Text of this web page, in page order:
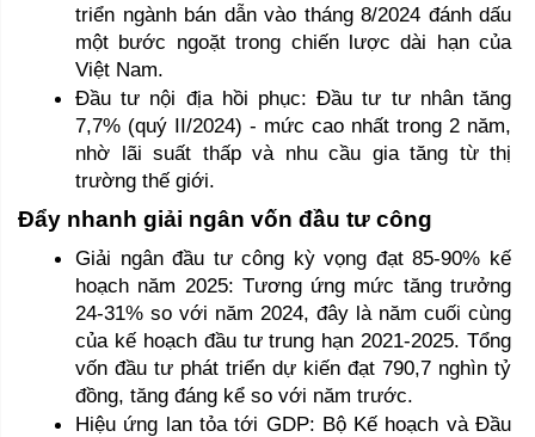
triển ngành bán dẫn vào tháng 8/2024 đánh dấu
một bước ngoặt trong chiến lược dài hạn của
Việt Nam.
Đầu tư nội địa hồi phục: Đầu tư tư nhân tăng
7,7% (quý II/2024) - mức cao nhất trong 2 năm,
nhờ lãi suất thấp và nhu cầu gia tăng từ thị
trường thế giới.
Đẩy nhanh giải ngân vốn đầu tư công
Giải ngân đầu tư công kỳ vọng đạt 85-90% kế
hoạch năm 2025: Tương ứng mức tăng trưởng
24-31% so với năm 2024, đây là năm cuối cùng
của kế hoạch đầu tư trung hạn 2021-2025. Tổng
vốn đầu tư phát triển dự kiến đạt 790,7 nghìn tỷ
đồng, tăng đáng kể so với năm trước.
Hiệu ứng lan tỏa tới GDP: Bộ Kế hoạch và Đầu